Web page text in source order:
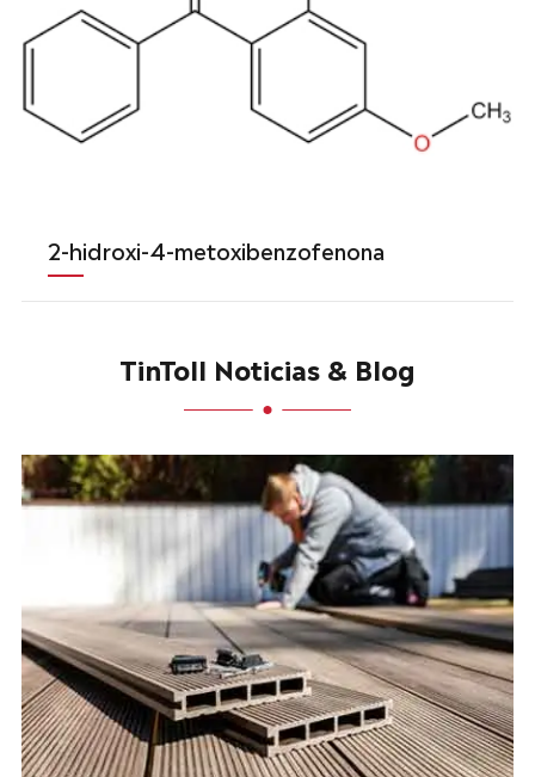
2-hidroxi-4-metoxibenzofenona
TinToll Noticias & Blog